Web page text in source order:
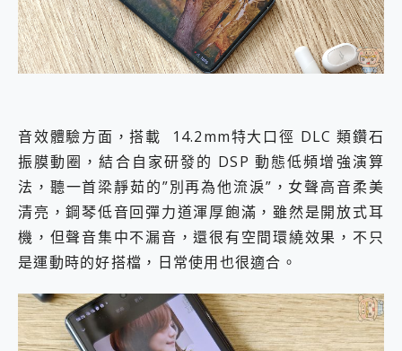
音效體驗方面，搭載 14.2mm特大口徑 DLC 類鑽石
振膜動圈，結合自家研發的 DSP 動態低頻增強演算
法，聽一首梁靜茹的”別再為他流淚”，女聲高音柔美
清亮，鋼琴低音回彈力道渾厚飽滿，雖然是開放式耳
機，但聲音集中不漏音，還很有空間環繞效果，不只
是運動時的好搭檔，日常使用也很適合。